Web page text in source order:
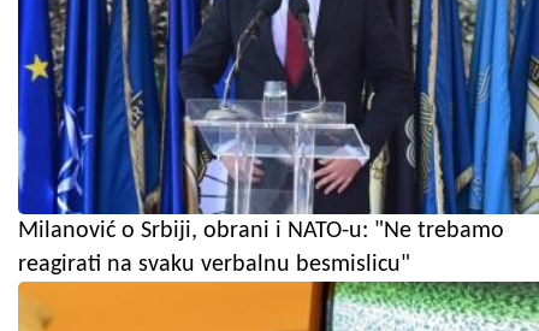
Milanović o Srbiji, obrani i NATO-u: "Ne trebamo
reagirati na svaku verbalnu besmislicu"